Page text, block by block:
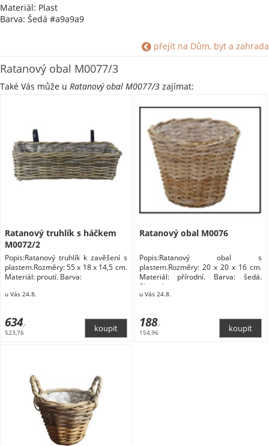
Materiál: Plast
Barva: Šedá #a9a9a9
přejít na Dům, byt a zahrada
Ratanový obal M0077/3
Také Vás může u Ratanový obal M0077/3 zajímat:
Ratanový truhlík s háčkem
M0072/2
Popis:Ratanový truhlík k zavěšení s
plastem.Rozměry: 55 x 18 x 14,5 cm.
Materiál: proutí. Barva:
u Vás 24.8.
634,-
523,76
Ratanový obal M0076
Popis:Ratanový obal s
plastem.Rozměry: 20 x 20 x 16 cm.
Materiál: přírodní. Barva: šedá.
Shrnutí
u Vás 24.8.
188,-
154,96